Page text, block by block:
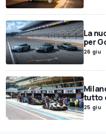
La
per
26 giu
tutto
25 giu